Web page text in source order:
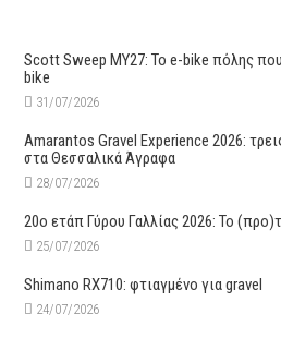
Scott Sweep MY27: Το e-bike πόλης που
bike
31/07/2026
Amarantos Gravel Experience 2026:
στα Θεσσαλικά Άγραφα
28/07/2026
20ο ετάπ Γύρου Γαλλίας 2026: Το
25/07/2026
Shimano RX710: φτιαγμένο για gravel
24/07/2026